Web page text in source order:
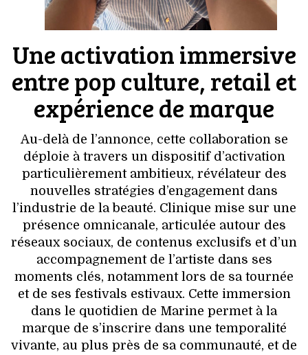
Une activation immersive
entre pop culture, retail et
expérience de marque
Au-delà de l’annonce, cette collaboration se
déploie à travers un dispositif d’activation
particulièrement ambitieux, révélateur des
nouvelles stratégies d’engagement dans
l’industrie de la beauté. Clinique mise sur une
présence omnicanale, articulée autour des
réseaux sociaux, de contenus exclusifs et d’un
accompagnement de l’artiste dans ses
moments clés, notamment lors de sa tournée
et de ses festivals estivaux. Cette immersion
dans le quotidien de Marine permet à la
marque de s’inscrire dans une temporalité
vivante, au plus près de sa communauté, et de